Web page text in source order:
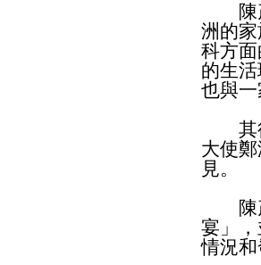
陳茂
洲的
科方
的生
也與
其後
大使
見。
陳茂
宴」
情況和